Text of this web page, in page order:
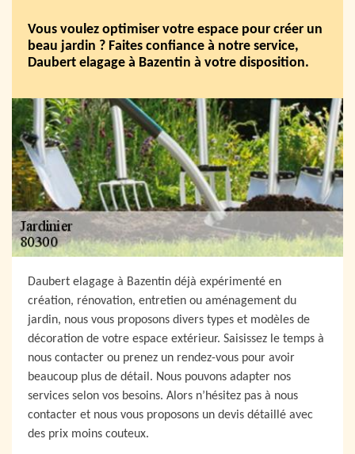
Vous voulez optimiser votre espace pour créer un
beau jardin ? Faites confiance à notre service,
Daubert elagage à Bazentin à votre disposition.
Daubert elagage à Bazentin déjà expérimenté en
création, rénovation, entretien ou aménagement du
jardin, nous vous proposons divers types et modèles de
décoration de votre espace extérieur. Saisissez le temps à
nous contacter ou prenez un rendez-vous pour avoir
beaucoup plus de détail. Nous pouvons adapter nos
services selon vos besoins. Alors n’hésitez pas à nous
contacter et nous vous proposons un devis détaillé avec
des prix moins couteux.